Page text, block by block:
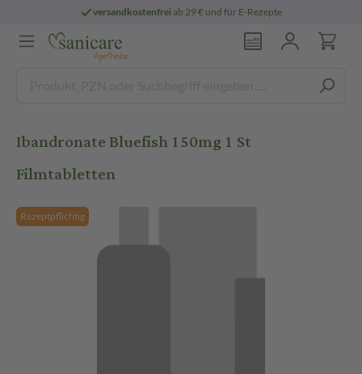
versandkostenfreiab 29 € und für E-Rezepte
Ibandronate Bluefish 150mg 1 St
Filmtabletten
Rezeptpflichtig